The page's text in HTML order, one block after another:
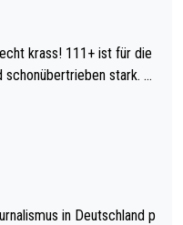
ist für die
stark. U
in Deutschland p